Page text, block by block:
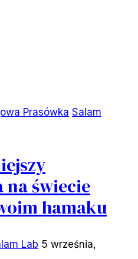
Prasówka Salam
na świecie
hamaku
Lab 5 września,